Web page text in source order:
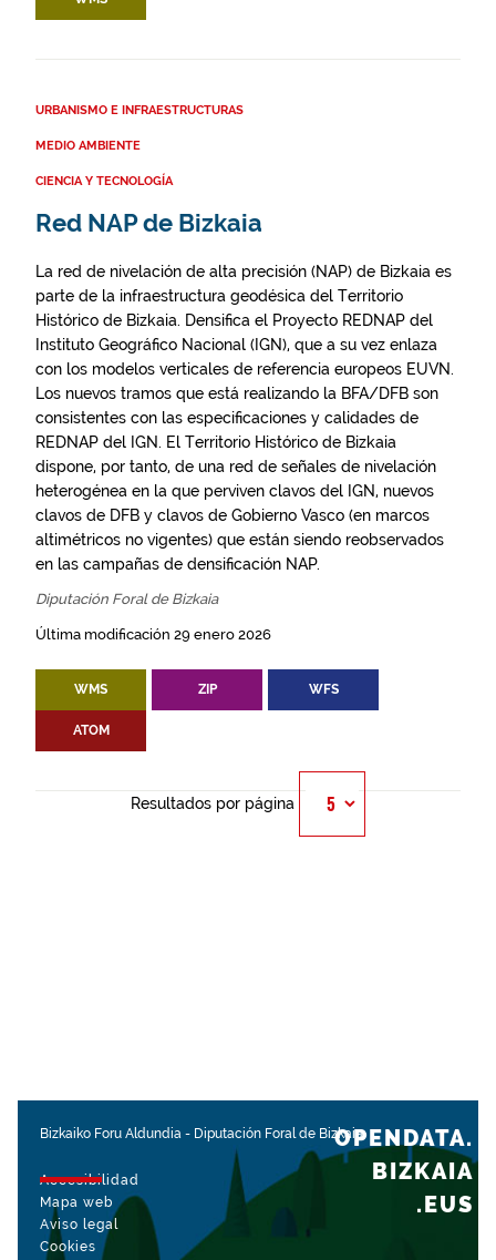
URBANISMO E INFRAESTRUCTURAS
MEDIO AMBIENTE
CIENCIA Y TECNOLOGÍA
Red NAP de Bizkaia
La red de nivelación de alta precisión (NAP) de Bizkaia es
parte de la infraestructura geodésica del Territorio
Histórico de Bizkaia. Densifica el Proyecto REDNAP del
Instituto Geográfico Nacional (IGN), que a su vez enlaza
con los modelos verticales de referencia europeos EUVN.
Los nuevos tramos que está realizando la BFA/DFB son
consistentes con las especificaciones y calidades de
REDNAP del IGN. El Territorio Histórico de Bizkaia
dispone, por tanto, de una red de señales de nivelación
heterogénea en la que perviven clavos del IGN, nuevos
clavos de DFB y clavos de Gobierno Vasco (en marcos
altimétricos no vigentes) que están siendo reobservados
en las campañas de densificación NAP.
Diputación Foral de Bizkaia
Última modificación 29 enero 2026
WMS ZIP WFS
ATOM
Resultados por página
Bizkaiko Foru Aldundia - Diputación Foral de Bizkaia
Accesibilidad
Mapa web
Aviso legal
Cookies
OPENDATA.
BIZKAIA
.EUS